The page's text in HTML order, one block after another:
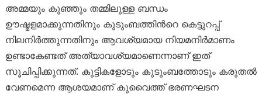
അമ്മയും കുഞ്ഞും തമ്മിലുള്ള ബന്ധം
ഊഷ്മളമാക്കുന്നതിനും കുടുംബത്തിന്‍റെ കെട്ടുറപ്പ്
നിലനിര്‍ത്തുന്നതിനും ആവശ്യമായ നിയമനിര്‍മാണം
ഉണ്ടാകേണ്ടത് അത്യാവശ്യമാണെന്നാണ് ഇത്
സൂചിപ്പിക്കുന്നത്. കുട്ടികളോടും കുടുംബത്തോടും കരുതൽ
വേണമെന്ന ആശയമാണ് കുവൈത്ത് ഭരണഘടന